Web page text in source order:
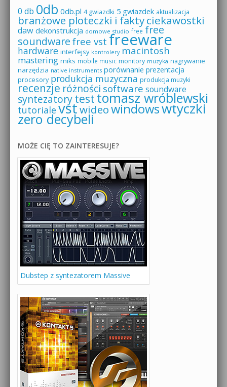
0 db 0db 0db.pl 4 gwiazdki 5 gwiazdek aktualizacja
branżowe ploteczki i faktyciekawostki
daw dekonstrukcja domowe studio free free
soundware free vst freeware
hardware interfejsy kontrolery macintosh
mastering miks mobile music monitory muzyka nagrywanie
narzędzia native instruments porównanie prezentacja
procesory produkcja muzyczna produkcja muzyki
recenzje różności software soundware
syntezatorytesttomasz wróblewski
tutoriale vstwideowindowswtyczki
zero decybeli
MOŻE CIĘ TO ZAINTERESUJE?
Dubstep z syntezatorem Massive